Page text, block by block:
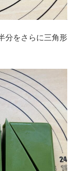
分をさらに三角形